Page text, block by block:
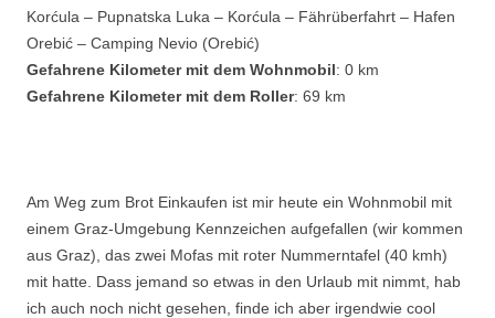
Korćula – Pupnatska Luka – Korćula – Fährüberfahrt – Hafen
Orebić – Camping Nevio (Orebić)
Gefahrene Kilometer mit dem Wohnmobil: 0 km
Gefahrene Kilometer mit dem Roller: 69 km
Am Weg zum Brot Einkaufen ist mir heute ein Wohnmobil mit
einem Graz-Umgebung Kennzeichen aufgefallen (wir kommen
aus Graz), das zwei Mofas mit roter Nummerntafel (40 kmh)
mit hatte. Dass jemand so etwas in den Urlaub mit nimmt, hab
ich auch noch nicht gesehen, finde ich aber irgendwie cool